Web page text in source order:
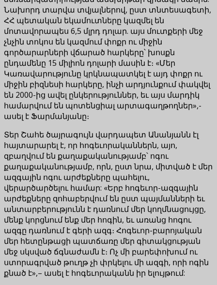
Նախորդ տարվա տվյալներով, ըստ տնտեսագետի,
ՀՀ պետական եկամուտները կազմել են
մոտավորապես 6,5 մլրդ դոլար. այս մուտքերի մեջ
չնչին տոկոս են կազմում փոքր ու միջին
գործարարների վճարած հարկերը՝ խոսքն
ընդամենը 15 միլիոն դոլարի մասին է։ «Մեր
Կառավարությունը կրկնապատկել է այդ փոքր ու
միջին բիզնեսի հարկերը, ինչի արդյունքում փակվել
են 2000-ից ավել ընկերություններ, եւ այս մարդիկ
համարվում են պոտենցիալ արտագաղթողներ»,-
ասել է Ֆարմանյանը։
Տեր Շահե ծայրագույն վարդապետ Անանյանն էլ
հայտարարել է, որ հոգեւորականներն, այո,
զբաղվում են քաղաքականությամբ՝ ոգու
քաղաքականությամբ, որն, ըստ նրա, միտված է մեր
ազգային ոգու արժեքները պահելու,
վերարծարծելու համար: «Երբ հոգեւոր-ազգային
արժեքները զոհաբերվում են ըստ պայմանների եւ
անտարբերությունն է դառնում մեր կողմնացույցը,
մենք կորցնում ենք մեր հոգին, եւ առանց հոգու
ազգը դառնում է գերի ազգ։ Հոգեւոր-բարոյական
մեր հետընթացի պատճառը մեր գիտակցության
մեջ սկսված ճգնաժամն է։ Ոչ մի բարեփոխում ու
ստորագրված թուղթ չի փրկելու մի ազգի, որի ոգին
քնած է»,– ասել է հոգեւորականն իր ելույթում: